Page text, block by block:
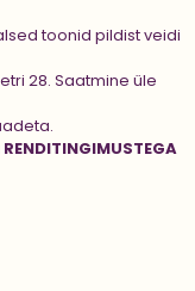
toonid pildist veidi
28. Saatmine üle
RENDITINGIMUSTEGA